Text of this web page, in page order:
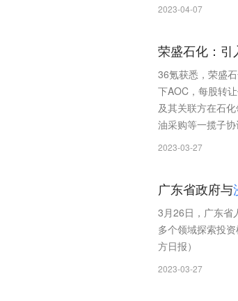
2023-04-07
荣盛石化：引
36氪获悉，荣盛
下AOC，每股转
及其关联方在石
油采购等一揽子
2023-03-27
广东省政府与
3月26日，广东省
多个领域探索投
方日报）
2023-03-27